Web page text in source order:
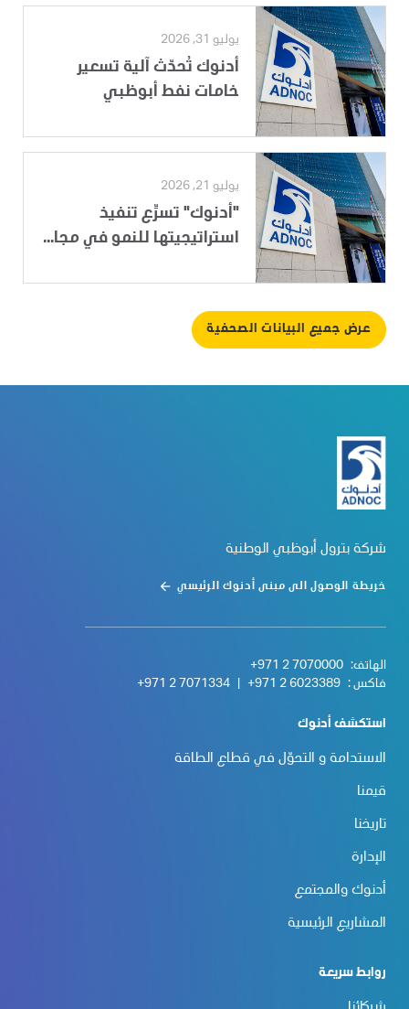
يوليو 31, 2026
أدنوك تُحدّث آلية تسعير
خامات نفط أبوظبي
يوليو 21, 2026
"أدنوك" تسرِّع تنفيذ
استراتيجيتها للنمو في مجا...
عرض جميع البيانات الصحفية
شركة بترول أبوظبي الوطنية
خريطة الوصول الى مبنى أدنوك الرئيسي
الهاتف: +971 2 7070000
فاكس : +971 2 6023389
+971 2 7071334
استكشف أدنوك
الاستدامة و التحوّل في قطاع الطاقة
قيمنا
تاريخنا
الإدارة
أدنوك والمجتمع
المشاريع الرئيسية
روابط سريعة